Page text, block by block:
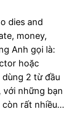
dies and
money,
Anh gọi là:
hoặc
2 từ đầu
với những bạn
còn rất nhiều…